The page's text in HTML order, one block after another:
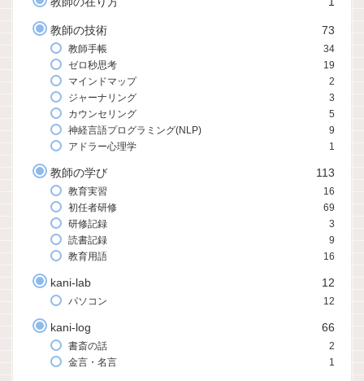
教師の技術 73
教師手帳
34
ゼロ秒思考
19
マインドマップ
2
ジャーナリング
3
カウンセリング
5
神経言語プログラミング(NLP)
9
アドラー心理学
1
教師の学び 113
教育実習
16
初任者研修
69
研修記録
3
読書記録
9
教育用語
16
kani-lab 12
パソコン 12
kani-log 66
書斎の話
2
金言・名言
1